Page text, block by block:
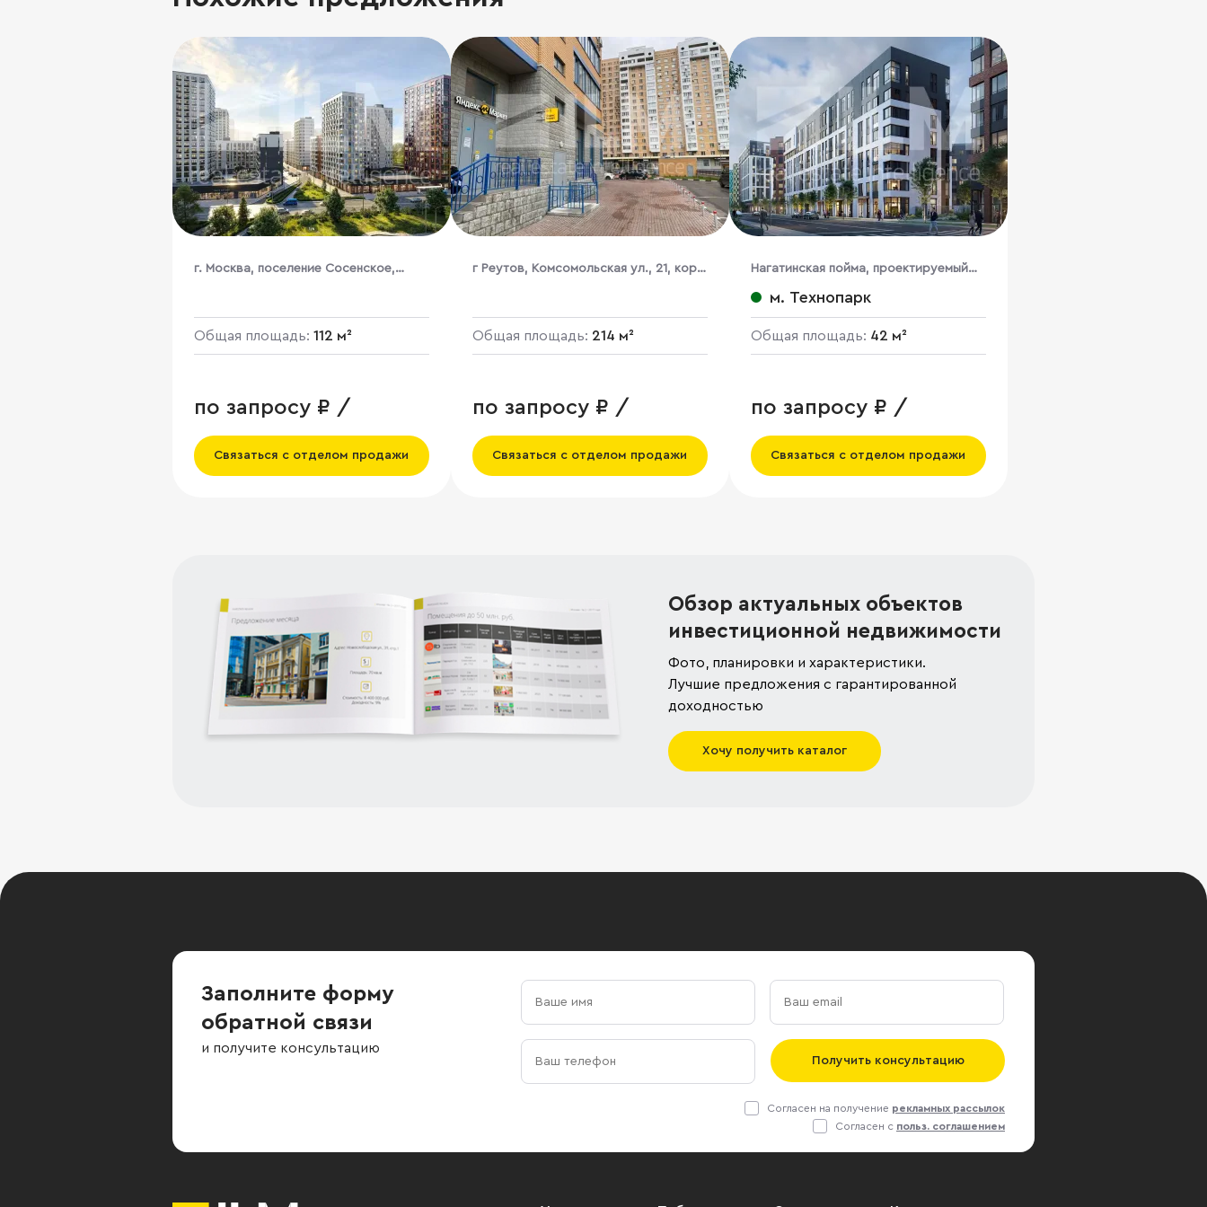
г. Москва, поселение Сосенское,
Общая площадь: 112 м²
по запросу ₽ /
Связаться с отделом продажи
г Реутов, Комсомольская ул., 21, кор.
Общая площадь: 214 м²
по запросу ₽ /
Связаться с отделом продажи
Нагатинская пойма, проектируемый
пр-д, 4062, вл.6
м. Технопарк
Общая площадь: 42 м²
по запросу ₽ /
Связаться с отделом продажи
Обзор актуальных объектов
инвестиционной недвижимости
Фото, планировки и характеристики.
Лучшие предложения с гарантированной
доходностью
Хочу получить каталог
Заполните форму
обратной связи
и получите консультацию
Получить консультацию
Согласен на получение рекламных рассылок
Согласен с польз. соглашением